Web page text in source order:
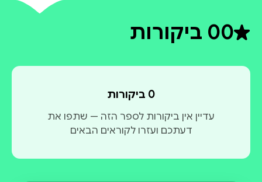
0דירוג ממוצע 0 מתוך 5
0 ביקורות
0 ביקורות
עדיין אין ביקורות לספר הזה — שתפו את
דעתכם ועזרו לקוראים הבאים